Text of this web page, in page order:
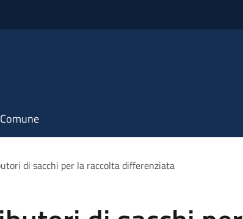
di sacchi per la raccolta differenziata